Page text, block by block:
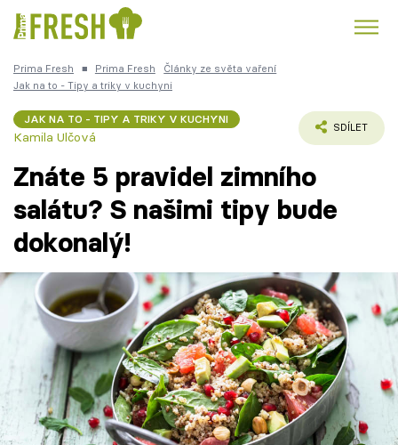
Trendy: Kuře Polévky k večeři
Česká kuchyně Čokoláda
Témata
Recepty
Články
TV Program
Škola vaření
Prima Fresh ■ Prima Fresh
Články ze světa vaření
Jak na to - Tipy a triky v kuchyni
JAK NA TO - TIPY A TRIKY V KUCHYNI
Kamila Ulčová
SDÍLET
Znáte 5 pravidel zimního
salátu? S našimi tipy bude
dokonalý!